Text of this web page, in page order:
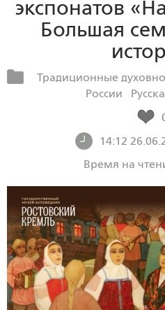
экспонатов
Большая
Традиционные
России
14:12
Время на